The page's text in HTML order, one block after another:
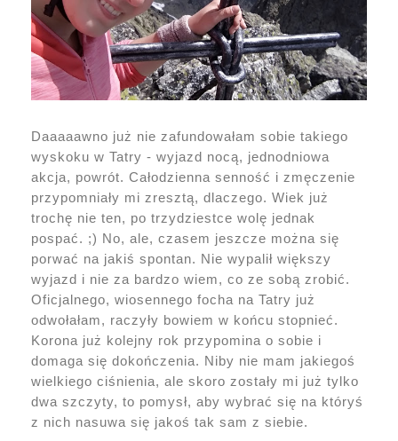
Daaaaawno już nie zafundowałam sobie takiego
wyskoku w Tatry - wyjazd nocą, jednodniowa
akcja, powrót. Całodzienna senność i zmęczenie
przypomniały mi zresztą, dlaczego. Wiek już
trochę nie ten, po trzydziestce wolę jednak
pospać. ;) No, ale, czasem jeszcze można się
porwać na jakiś spontan. Nie wypalił większy
wyjazd i nie za bardzo wiem, co ze sobą zrobić.
Oficjalnego, wiosennego focha na Tatry już
odwołałam, raczyły bowiem w końcu stopnieć.
Korona już kolejny rok przypomina o sobie i
domaga się dokończenia. Niby nie mam jakiegoś
wielkiego ciśnienia, ale skoro zostały mi już tylko
dwa szczyty, to pomysł, aby wybrać się na któryś
z nich nasuwa się jakoś tak sam z siebie.